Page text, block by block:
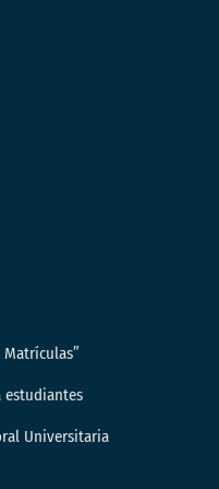
estudiantes
Universitaria